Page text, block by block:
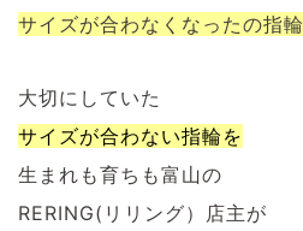
サイズが合わなくなったの指輪
大切にしていた
サイズが合わない指輪を
生まれも育ちも富山の
RERING(リリング）店主が